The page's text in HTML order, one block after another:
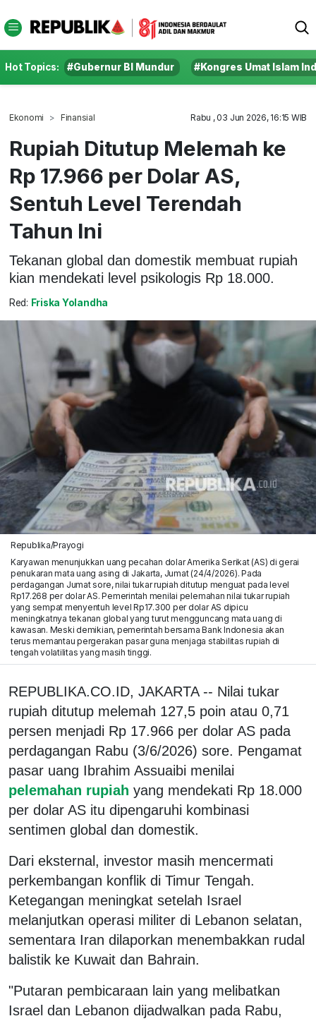
Hot Topics: #Gubernur BI Mundur #Kongres Umat Islam
Ekonomi Finansial Rabu , 03 Jun 2026, 16:15 WIB
Rupiah Ditutup Melemah ke
Rp 17.966 per Dolar AS,
Sentuh Level Terendah
Tahun Ini
Tekanan global dan domestik membuat rupiah
kian mendekati level psikologis Rp 18.000.
Red: Friska Yolandha
Republika/Prayogi
Karyawan menunjukkan uang pecahan dolar Amerika Serikat (AS) di gerai
penukaran mata uang asing di Jakarta, Jumat (24/4/2026). Pada
perdagangan Jumat sore, nilai tukar rupiah ditutup menguat pada level
Rp17.268 per dolar AS. Pemerintah menilai pelemahan nilai tukar rupiah
yang sempat menyentuh level Rp17.300 per dolar AS dipicu
meningkatnya tekanan global yang turut mengguncang mata uang di
kawasan. Meski demikian, pemerintah bersama Bank Indonesia akan
terus memantau pergerakan pasar guna menjaga stabilitas rupiah di
tengah volatilitas yang masih tinggi.
REPUBLIKA.CO.ID, JAKARTA -- Nilai tukar
rupiah ditutup melemah 127,5 poin atau 0,71
persen menjadi Rp 17.966 per dolar AS pada
perdagangan Rabu (3/6/2026) sore. Pengamat
pasar uang Ibrahim Assuaibi menilai
pelemahan rupiah yang mendekati Rp 18.000
per dolar AS itu dipengaruhi kombinasi
sentimen global dan domestik.
Dari eksternal, investor masih mencermati
perkembangan konflik di Timur Tengah.
Ketegangan meningkat setelah Israel
melanjutkan operasi militer di Lebanon selatan,
sementara Iran dilaporkan menembakkan rudal
balistik ke Kuwait dan Bahrain.
"Putaran pembicaraan lain yang melibatkan
Israel dan Lebanon dijadwalkan pada Rabu,